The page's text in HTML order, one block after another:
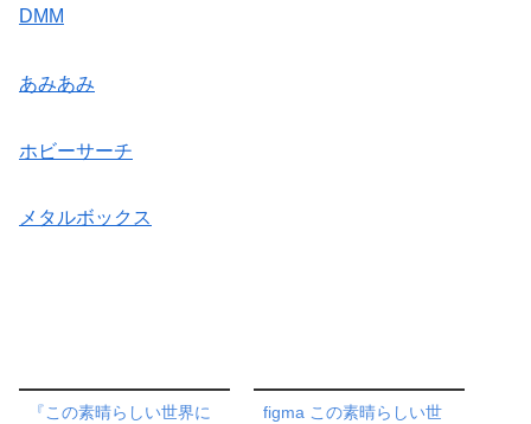
DMM
あみあみ
ホビーサーチ
メタルボックス
『この素晴らしい世界に
figma この素晴らしい世